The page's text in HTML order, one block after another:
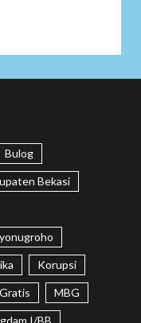
4.000
Bersih
Desa
Water
Disiapkan
Bulog
Bekasi
Korupsi
MBG
I/BB